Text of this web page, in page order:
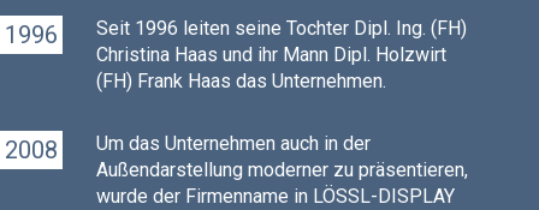
1996
Seit 1996 leiten seine Tochter Dipl. Ing. (FH)
Christina Haas und ihr Mann Dipl. Holzwirt
(FH) Frank Haas das Unternehmen.
2008
Um das Unternehmen auch in der
Außendarstellung moderner zu präsentieren,
wurde der Firmenname in LÖSSL-DISPLAY